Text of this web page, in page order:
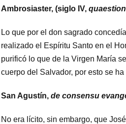
Ambrosiaster, (siglo IV,
Lo que por el don sagrado
realizado el Espíritu Santo en el
purificó lo que de la Virgen María
cuerpo del Salvador, por esto se
San Agustín, de consensu
No era lícito, sin embargo, que